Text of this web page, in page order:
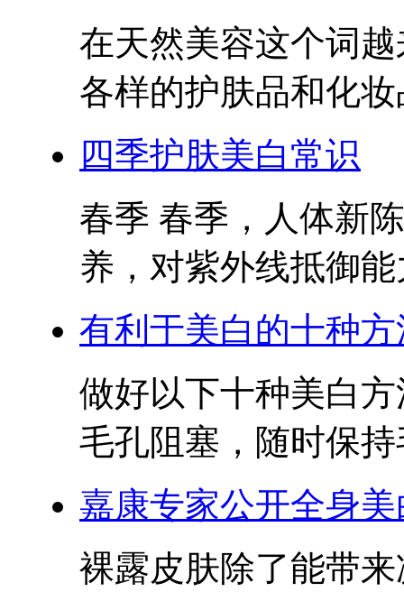
在天然美容这个词
各样的护肤品和化
四季护肤美白常识
春季 春季，人体新
养，对紫外线抵御
有利于美白的十种方
做好以下十种美白
毛孔阻塞，随时保
嘉康专家公开全身
裸露皮肤除了能带